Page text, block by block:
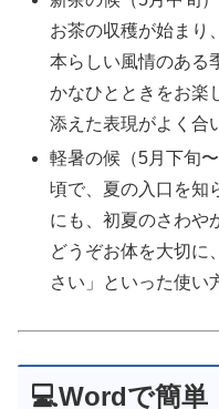
お茶の収穫が始まり
本らしい風情のある
かなひとときをお楽
添えた表現がよく合
軽暑の候（5月下旬
頃で、夏の入口を知
にも、初夏のさわや
どうぞお体を大切に
さい」といった使い
💻Wordで簡単